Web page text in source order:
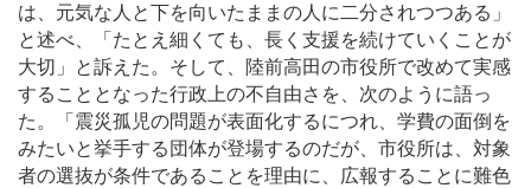
は、元気な人と下を向いたままの人に二分されつつある」
と述べ、「たとえ細くても、長く支援を続けていくことが
大切」と訴えた。そして、陸前高田の市役所で改めて実感
することとなった行政上の不自由さを、次のように語っ
た。「震災孤児の問題が表面化するにつれ、学費の面倒を
みたいと挙手する団体が登場するのだが、市役所は、対象
者の選抜が条件であることを理由に、広報することに難色